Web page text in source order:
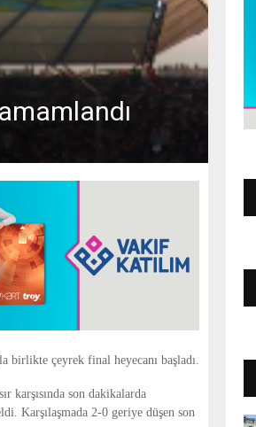
birlikte çeyrek final heyecanı başladı.
karşısında son dakikalarda
Karşılaşmada 2-0 geriye düşen son